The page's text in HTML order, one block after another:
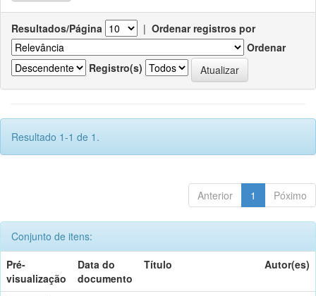
Resultados/Página | Ordenar registros por
Ordenar
Registro(s)
Resultado 1-1 de 1.
Anterior 1 Póximo
Conjunto de itens:
Pré-
visualização
Data do
documento
Título Autor(es)